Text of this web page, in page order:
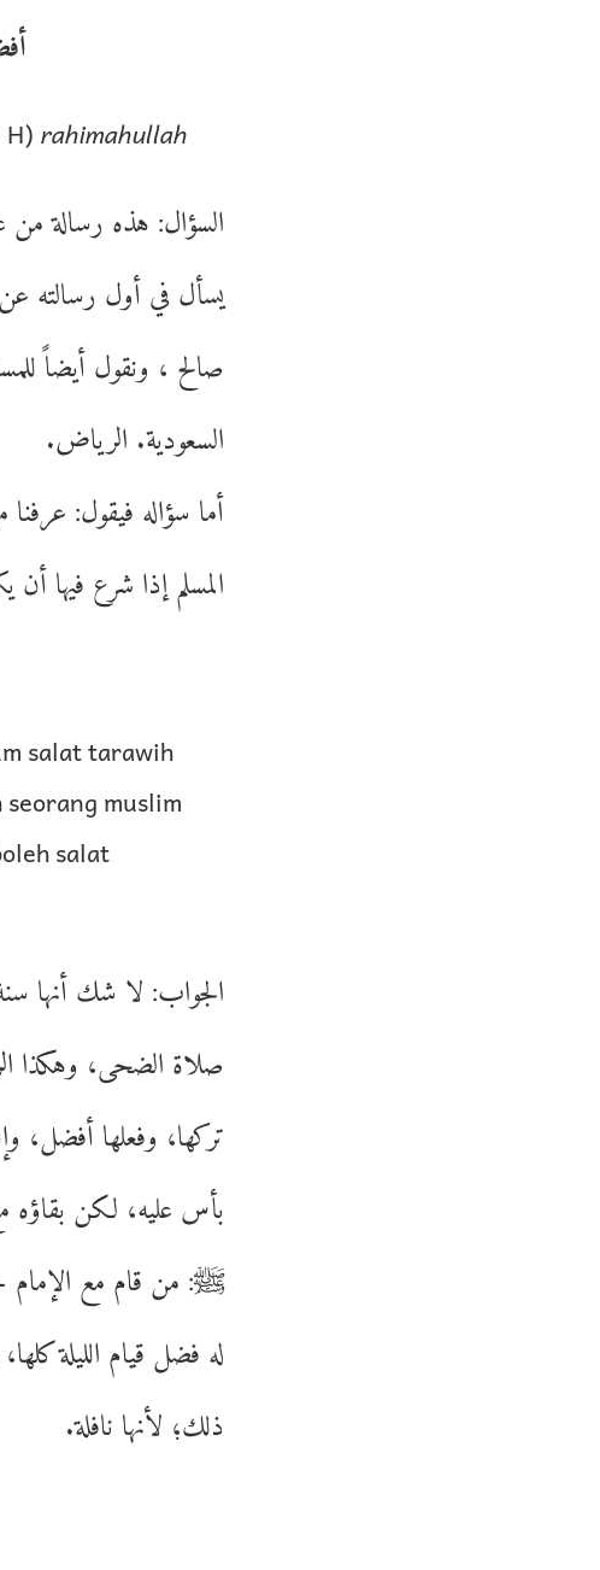
H) rahimahullah
السؤال: هذه رسالة من
يسأل في أول رسالته عن
صالح ، ونقول أيضاً
السعودية. الرياض.
أما سؤاله فيقول:
المسلم إذا شرع فيها
salat tarawih
muslim
salat
الجواب: لا شك أنها
صلاة الضحى، وهكذا
تركها، وفعلها أفضل،
بأس عليه، لكن بقاؤه
ﷺ: من قام مع الإمام
له فضل قيام الليلة
ذلك؛ لأنها نافلة.